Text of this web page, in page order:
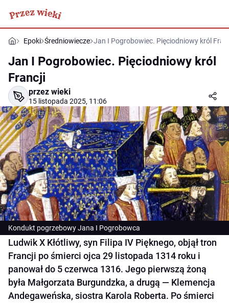
Epoki Średniowiecze Jan I Pogrobowiec. Pięciodniowy król
Jan I Pogrobowiec. Pięciodniowy król
Francji
przez wieki
15 listopada 2025, 11:06
Kondukt pogrzebowy Jana I Pogrobowca
Ludwik X Kłótliwy, syn Filipa IV Pięknego, objął tron
Francji po śmierci ojca 29 listopada 1314 roku i
panował do 5 czerwca 1316. Jego pierwszą żoną
była Małgorzata Burgundzka, a drugą — Klemencja
Andegaweńska, siostra Karola Roberta. Po śmierci